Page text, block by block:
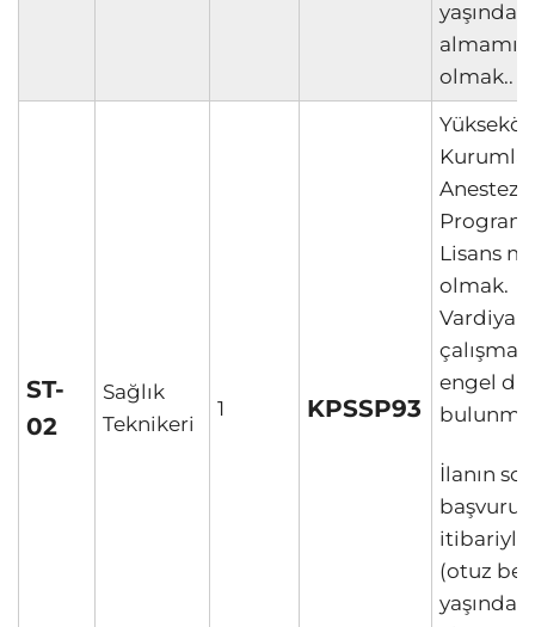
almamış
olmak..
ST-
02
Sağlık
Teknikeri
1 KPSSP93
Anestezi
Lisans
olmak.
Vardiyalı
engel
İlanın son
başvuru
itibariyle
(otuz